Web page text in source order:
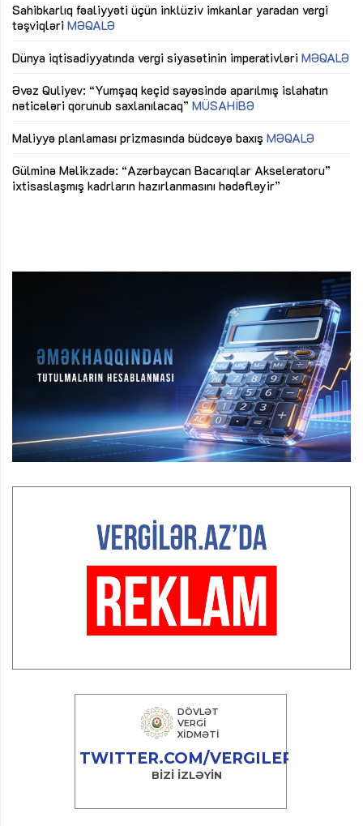
Sahibkarlıq fəaliyyəti üçün inklüziv imkanlar yaradan vergi
təşviqləri MƏQALƏ
Dünya iqtisadiyyatında vergi siyasətinin imperativləri MƏQALƏ
Əvəz Quliyev: “Yumşaq keçid sayəsində aparılmış islahatın
nəticələri qorunub saxlanılacaq” MÜSAHİBƏ
Maliyyə planlaması prizmasında büdcəyə baxış MƏQALƏ
Gülminə Məlikzadə: “Azərbaycan Bacarıqlar Akseleratoru”
ixtisaslaşmış kadrların hazırlanmasını hədəfləyir”